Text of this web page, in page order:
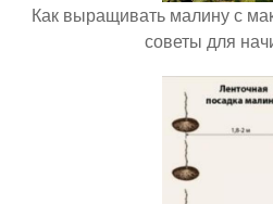
Как выращивать малину с
советы для